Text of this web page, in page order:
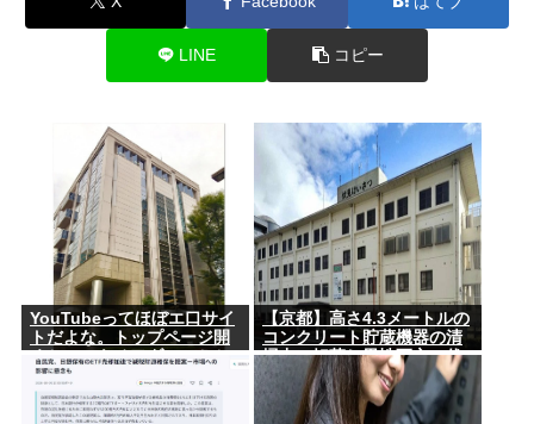
LINE コピー
YouTubeってほぼエ口サイ
トだよな。トップページ開
くといつもチアダンスとか
ローアングルで撮影した街
撮り動画ばっか出てくるじ
ゃん
【京都】高さ4.3メートルの
コンクリート貯蔵機器の清
掃中に転落し男性死亡、伏
見区の工場